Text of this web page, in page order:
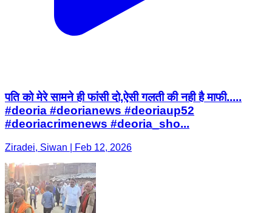
पति को मेरे सामने ही फांसी दो,ऐसी गलती की नही है माफी.....
#deoria #deorianews #deoriaup52
#deoriacrimenews #deoria_sho...
Ziradei, Siwan | Feb 12, 2026